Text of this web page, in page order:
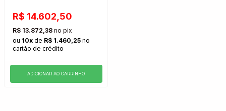
R$ 14.602,50
R$ 13.872,38 no pix
ou 10x de R$ 1.460,25 no
cartão de crédito
ADICIONAR AO CARRINHO